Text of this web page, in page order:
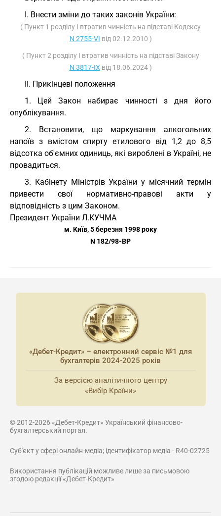
I. Внести зміни до таких законів України:
( Пункт 1 розділу I втратив чинність на підставі Кодексу
N 2755-VI від 02.12.2010 )
( Пункт 2 розділу I втратив чинність на підставі Закону
N 3817-IX від 18.06.2024 )
II. Прикінцеві положення
1. Цей Закон набирає чинності з дня його
опублікування.
2. Встановити, що маркування алкогольних
напоїв з вмістом спирту етилового від 1,2 до 8,5
відсотка об'ємних одиниць, які вироблені в Україні, не
провадиться.
3. Кабінету Міністрів України у місячний термін
привести свої нормативно-правові акти у
відповідність з цим Законом.
Президент України Л.КУЧМА
м. Київ, 5 березня 1998 року
N 182/98-ВР
«Дебет-Кредит» – електронний сервіс №1 для
бухгалтерів 2024-2025 років
За версією аналітичного центру
«Вибір Країни»
© 2012-2026 «Дебет-Кредит» Український фінансово-
бухгалтерський портал.
Суб'єкт у сфері онлайн-медіа; ідентифікатор медіа - R40-02725
Використання публікацій можливе лише за письмовою
згодою редакції «Дебет-Кредит»